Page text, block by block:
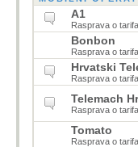
A1
Rasprava o
Bonbon
Rasprava o
Hrvatski
Rasprava o
Telemach
Rasprava o
Tomato
Rasprava o